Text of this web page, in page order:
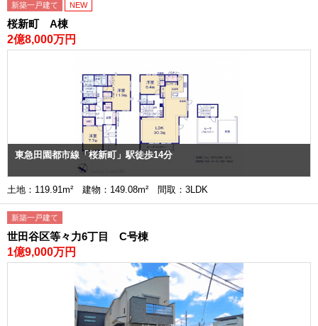
新築一戸建て NEW
桜新町 A棟
2億8,000万円
東急田園都市線「桜新町」駅徒歩14分
土地：119.91m² 建物：149.08m² 間取：3LDK
新築一戸建て
世田谷区等々力6丁目 C号棟
1億9,000万円